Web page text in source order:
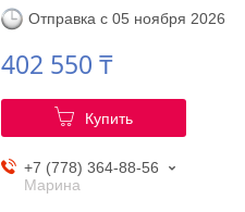
Отправка с 05 ноября 2026
402 550 ₸
Купить
+7 (778) 364-88-56
Марина